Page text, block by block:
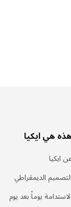
هذه هي ايكيا
ايكيا
التصميم الديمقراطي
الاستدامة يوماً بعد يوم